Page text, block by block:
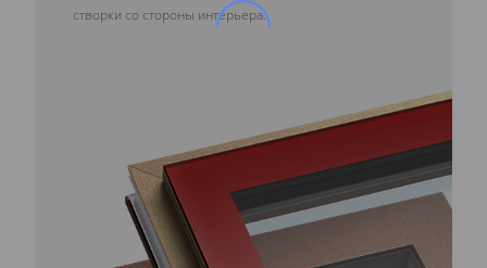
створки со стороны интерьера.